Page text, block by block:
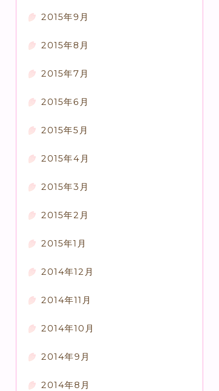
2015年9月
2015年8月
2015年7月
2015年6月
2015年5月
2015年4月
2015年3月
2015年2月
2015年1月
2014年12月
2014年11月
2014年10月
2014年9月
2014年8月